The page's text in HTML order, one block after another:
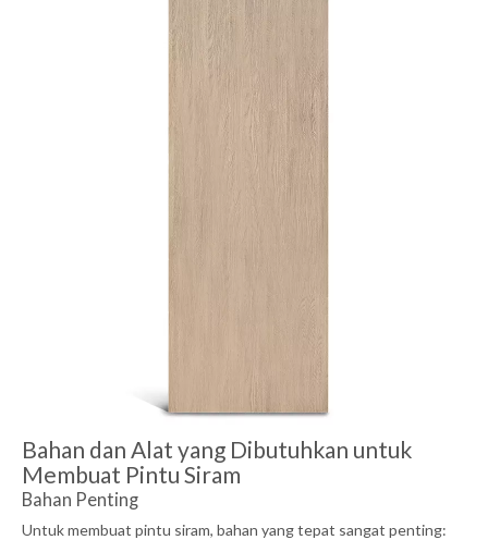
Bahan dan Alat yang Dibutuhkan untuk
Membuat Pintu Siram
Bahan Penting
Untuk membuat pintu siram, bahan yang tepat sangat penting: